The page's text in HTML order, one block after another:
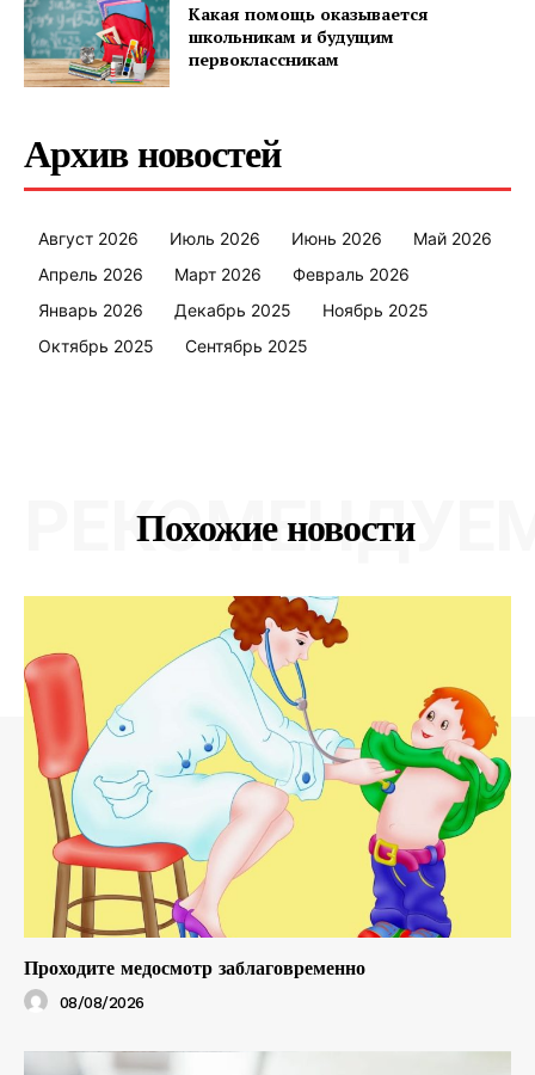
Контакты
Правила использования материалов
Какая помощь оказывается
школьникам и будущим
первоклассникам
Архив новостей
Август 2026 Июль 2026 Июнь 2026
Май 2026
Апрель 2026
Март 2026
Февраль 2026
Январь 2026
Декабрь 2025
Ноябрь 2025
Октябрь 2025
Сентябрь 2025
Похожие новости
Проходите медосмотр заблаговременно
08/08/2026